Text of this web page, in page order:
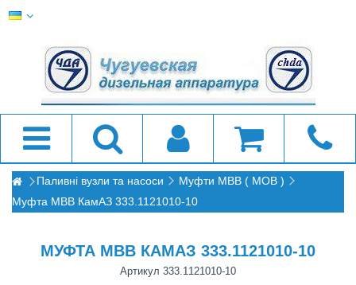
Паливні вузли та насоси
Муфти МВВ ( МОВ )
Муфта МВВ КамАЗ 333.1121010-10
МУФТА МВВ КАМАЗ 333.1121010-10
Артикул 333.1121010-10